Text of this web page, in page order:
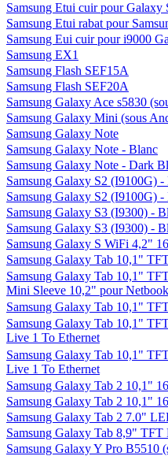
Samsung Etui cuir pour
Samsung Etui rabat pour
Samsung Eui cuir pour i9000
Samsung EX1
Samsung Flash SEF15A
Samsung Flash SEF20A
Samsung Galaxy Ace s5830
Samsung Galaxy Mini (sous
Samsung Galaxy Note
Samsung Galaxy Note - Blanc
Samsung Galaxy Note - Dark
Samsung Galaxy S2 (I9100G) -
Samsung Galaxy S2 (I9100G)
Samsung Galaxy S3 (I9300) -
Samsung Galaxy S3 (I9300) -
Samsung Galaxy S WiFi 4,2"
Samsung Galaxy Tab 10,1"
Samsung Galaxy Tab 10,1"
Mini Sleeve 10,2" pour
Samsung Galaxy Tab 10,1"
Samsung Galaxy Tab 10,1"
Live 1 To Ethernet
Samsung Galaxy Tab 10,1"
Live 1 To Ethernet
Samsung Galaxy Tab 2 10,1"
Samsung Galaxy Tab 2 10,1"
Samsung Galaxy Tab 2 7.0"
Samsung Galaxy Tab 8,9"
Samsung Galaxy Y Pro B5510